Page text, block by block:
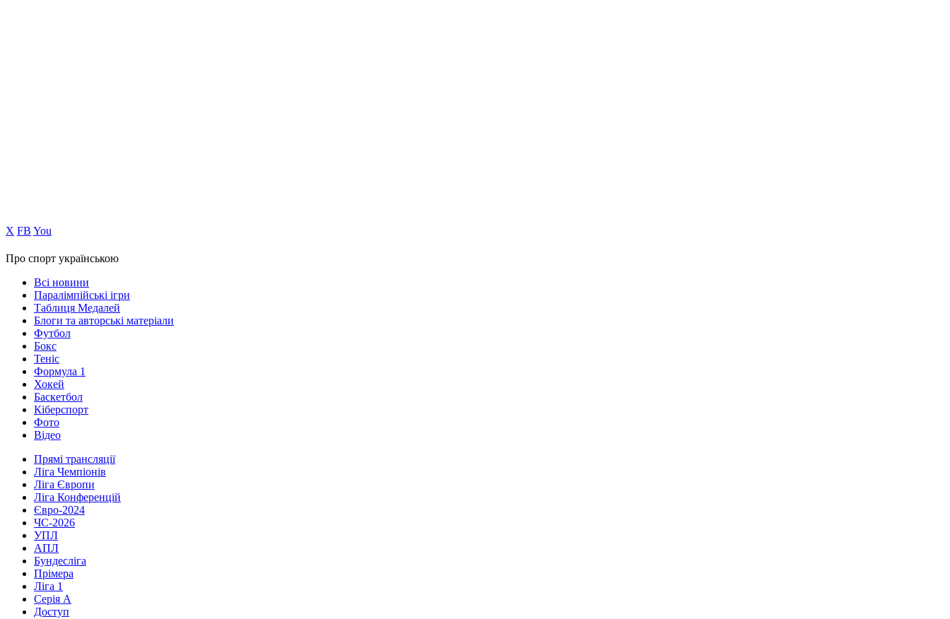
Х FB You
Про спорт українською
Всі новини
Паралімпійські ігри
Таблиця Медалей
Блоги та авторські матеріали
Футбол
Бокс
Теніс
Формула 1
Хокей
Баскетбол
Кіберспорт
Фото
Відео
Прямі трансляції
Ліга Чемпіонів
Ліга Європи
Ліга Конференцій
Євро-2024
ЧС-2026
УПЛ
АПЛ
Бундесліга
Прімера
Ліга 1
Серія А
Доступ